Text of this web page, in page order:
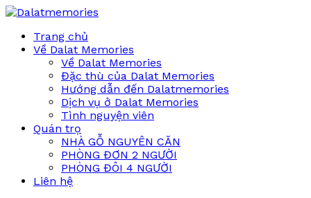
Trang chủ
Về Dalat Memories
Về Dalat Memories
Đặc thù của Dalat Memories
Hướng dẫn đến Dalatmemories
Dịch vụ ở Dalat Memories
Tình nguyện viên
Quán trọ
NHÀ GỖ NGUYÊN CĂN
PHÒNG ĐƠN 2 NGƯỜI
PHÒNG ĐÔI 4 NGƯỜI
Liên hệ